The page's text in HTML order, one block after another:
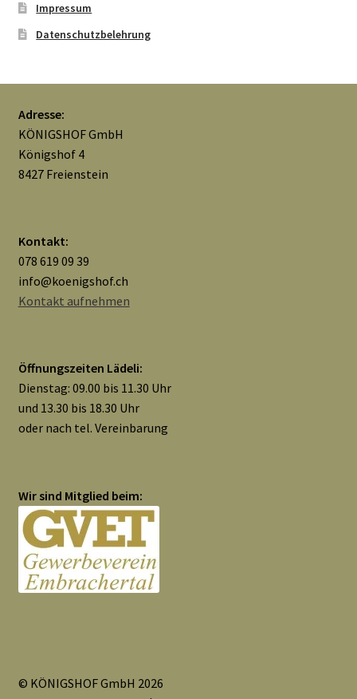
Mein Konto
Zahlungsarten
Impressum
Datenschutzbelehrung
Adresse:
KÖNIGSHOF GmbH
Königshof 4
8427 Freienstein
Kontakt:
078 619 09 39
info@koenigshof.ch
Kontakt aufnehmen
Öffnungszeiten Lädeli:
Dienstag: 09.00 bis 11.30 Uhr
und 13.30 bis 18.30 Uhr
oder nach tel. Vereinbarung
Wir sind Mitglied beim:
© KÖNIGSHOF GmbH 2026